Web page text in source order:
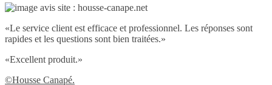
«Le service client est efficace et professionnel. Les réponses sont
rapides et les questions sont bien traitées.»
«Excellent produit.»
©Housse Canapé.